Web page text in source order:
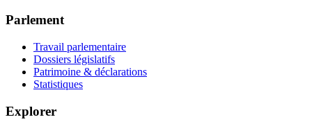
Parlement
Travail parlementaire
Dossiers législatifs
Patrimoine & déclarations
Statistiques
Explorer